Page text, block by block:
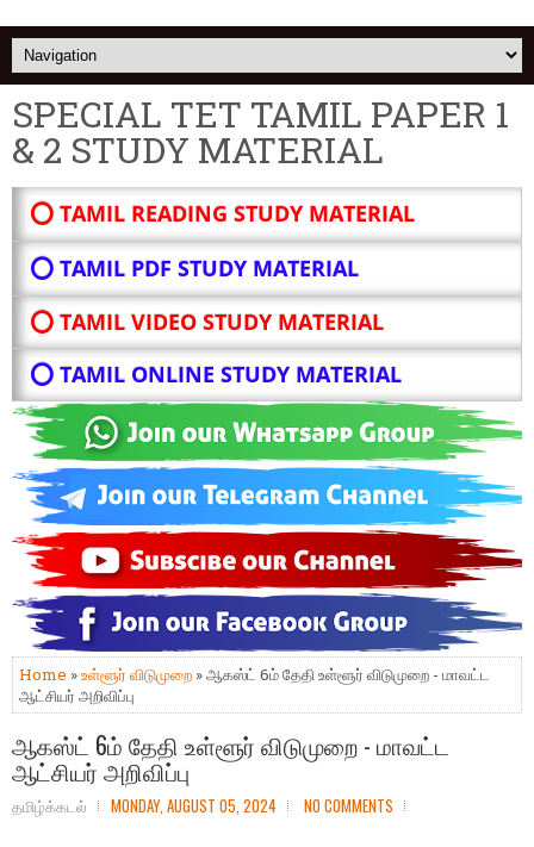
SPECIAL TET TAMIL PAPER 1
& 2 STUDY MATERIAL
⭕ TAMIL READING STUDY MATERIAL
⭕ TAMIL PDF STUDY MATERIAL
⭕ TAMIL VIDEO STUDY MATERIAL
⭕ TAMIL ONLINE STUDY MATERIAL
Home »உள்ளூர் விடுமுறை » ஆகஸ்ட் 6ம் தேதி உள்ளூர் விடுமுறை - மாவட்ட
ஆட்சியர் அறிவிப்பு
ஆகஸ்ட் 6ம் தேதி உள்ளூர் விடுமுறை - மாவட்ட
ஆட்சியர் அறிவிப்பு
தமிழ்க்கடல் MONDAY, AUGUST 05, 2024 NO COMMENTS